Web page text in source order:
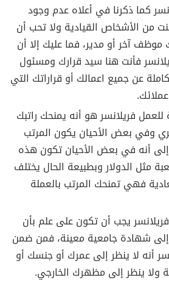
كما ذكرنا في أعلاه عدم وجود
من الأشخاص القيادية ولا تحب أن
آخر أو مدير، فما عليك إلا أن
فأنت هنا سيد قرارك ومسئول
عن جميع اعمالك أو قراراتك التي
فريلانسر هو أنه يمنحك راتبك
وفي بعض الأحيان يكون المرتب
أنه في بعض الأحيان تكون هذه
مثل الدولار وبطبيعة الحال يختلف
فهي تمنحك المرتب بالعملة
يجب أن تكون على علم بأن
إلى شهادة جامعية معينة، فمن ضمن
أنه لا ينظر إلى عمرك أو جنسك أو
ولا ينظر إلى مظهرك الخارجي.